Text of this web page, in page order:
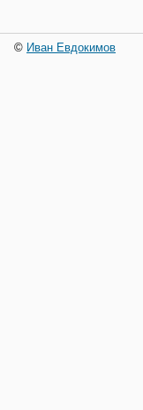
© Иван Евдокимов